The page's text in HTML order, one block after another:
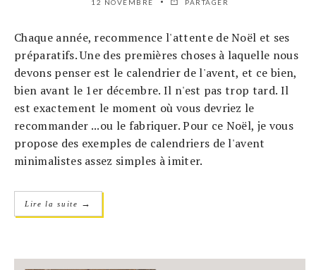
12 NOVEMBRE PARTAGER
Chaque année, recommence l'attente de Noël et ses
préparatifs. Une des premières choses à laquelle nous
devons penser est le calendrier de l'avent, et ce bien,
bien avant le 1er décembre. Il n'est pas trop tard. Il
est exactement le moment où vous devriez le
recommander ...ou le fabriquer. Pour ce Noël, je vous
propose des exemples de calendriers de l'avent
minimalistes assez simples à imiter.
Lire la suite →